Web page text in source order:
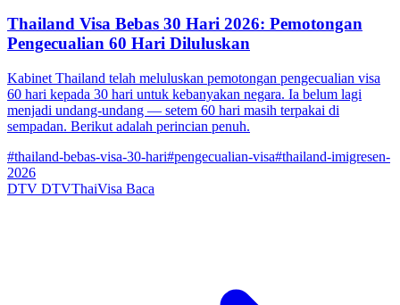
Thailand Visa Bebas 30 Hari 2026: Pemotongan
Pengecualian 60 Hari Diluluskan
Kabinet Thailand telah meluluskan pemotongan pengecualian visa
60 hari kepada 30 hari untuk kebanyakan negara. Ia belum lagi
menjadi undang-undang — setem 60 hari masih terpakai di
sempadan. Berikut adalah perincian penuh.
#thailand-bebas-visa-30-hari#pengecualian-visa#thailand-imigresen-
2026
DTV DTVThaiVisa Baca